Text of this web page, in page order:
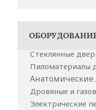
Стеклянные
Пиломатериалы
Анатомические
Дровяные и
Электрические